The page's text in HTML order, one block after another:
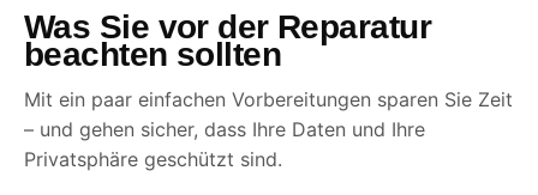
Was Sie vor der Reparatur
beachten sollten
Mit ein paar einfachen Vorbereitungen sparen Sie Zeit
– und gehen sicher, dass Ihre Daten und Ihre
Privatsphäre geschützt sind.